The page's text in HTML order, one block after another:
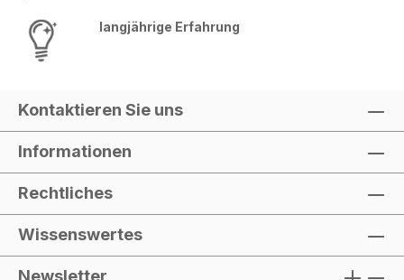
»Frei Bordsteinkante«. Wünschen Sie
bitte, wir helfen Ihnen gerne weiter!
Lieferumfang 1x Wertschutzschrank TA 11
T2 1x Doppelbartschloss 2x
Doppelbartschlüssel 1x Regalboden 1x
Gebrauchsanweisung
langjährige Erfahrung
Kontaktieren Sie uns
Informationen
Rechtliches
Wissenswertes
Newsletter